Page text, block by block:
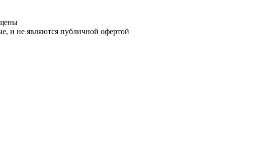
и не являются публичной офертой